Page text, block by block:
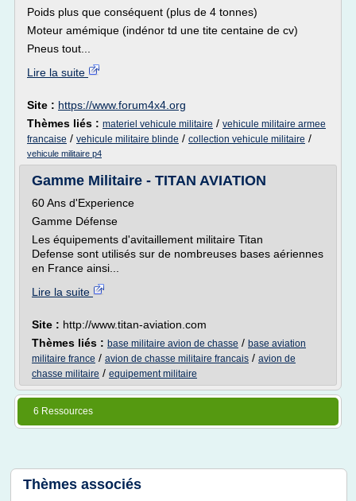
Poids plus que conséquent (plus de 4 tonnes)
Moteur amémique (indénor td une tite centaine de cv)
Pneus tout...
Lire la suite
Site : https://www.forum4x4.org
Thèmes liés : materiel vehicule militaire / vehicule militaire armee
francaise / vehicule militaire blinde / collection vehicule militaire /
vehicule militaire p4
Gamme Militaire - TITAN AVIATION
60 Ans d'Experience
Gamme Défense
Les équipements d'avitaillement militaire Titan
Defense sont utilisés sur de nombreuses bases aériennes
en France ainsi...
Lire la suite
Site : http://www.titan-aviation.com
Thèmes liés : base militaire avion de chasse / base aviation
militaire france / avion de chasse militaire francais / avion de
chasse militaire / equipement militaire
6 Ressources
Thèmes associés